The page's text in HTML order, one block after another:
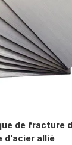
de fracture
d'acier allié